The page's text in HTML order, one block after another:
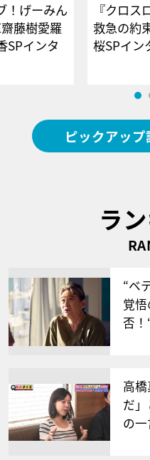
！げーみん
藤樹愛羅
SPインタ
『クロス
救急の約
桜SPイ
ピックアッ
ラ
“ベ
覚
否
高
だ
の